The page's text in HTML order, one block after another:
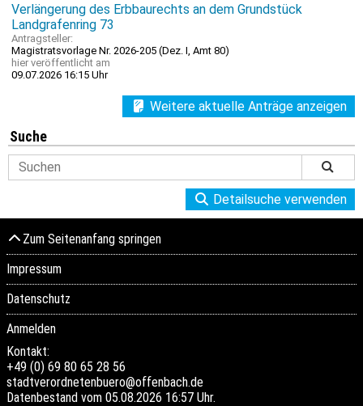
Verlängerung des Erbbaurechts an dem Grundstück
Landgrafenring 73
Antragsteller:
Magistratsvorlage Nr. 2026-205 (Dez. I, Amt 80)
hier veröffentlicht am
09.07.2026 16:15 Uhr
Weitere aktuelle Anträge anzeigen
Suche
Detailsuche verwenden
Zum Seitenanfang springen
Impressum
Datenschutz
Anmelden
Kontakt:
+49 (0) 69 80 65 28 56
stadtverordnetenbuero@offenbach.de
Datenbestand vom 05.08.2026 16:57 Uhr.